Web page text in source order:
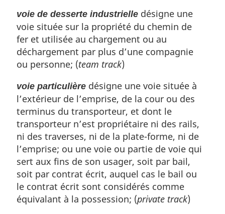
voie de desserte industrielle désigne une
voie située sur la propriété du chemin de
fer et utilisée au chargement ou au
déchargement par plus d’une compagnie
ou personne; (team track)
voie particulière désigne une voie située à
l’extérieur de l’emprise, de la cour ou des
terminus du transporteur, et dont le
transporteur n’est propriétaire ni des rails,
ni des traverses, ni de la plate-forme, ni de
l’emprise; ou une voie ou partie de voie qui
sert aux fins de son usager, soit par bail,
soit par contrat écrit, auquel cas le bail ou
le contrat écrit sont considérés comme
équivalant à la possession; (private track)